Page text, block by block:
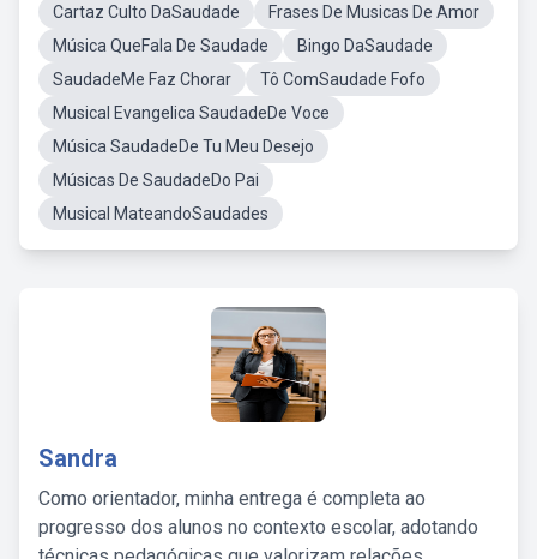
Cartaz Culto DaSaudade
Frases De Musicas De Amor
Música QueFala De Saudade
Bingo DaSaudade
SaudadeMe Faz Chorar
Tô ComSaudade Fofo
Musical Evangelica SaudadeDe Voce
Música SaudadeDe Tu Meu Desejo
Músicas De SaudadeDo Pai
Musical MateandoSaudades
Sandra
Como orientador, minha entrega é completa ao
progresso dos alunos no contexto escolar, adotando